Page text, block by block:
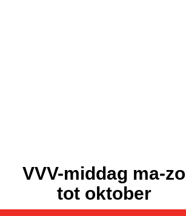
VVV-middag ma-zo
tot oktober